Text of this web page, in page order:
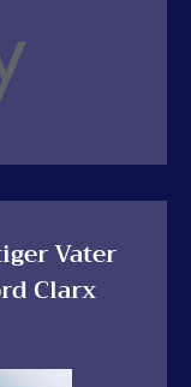
Vater
Clarx